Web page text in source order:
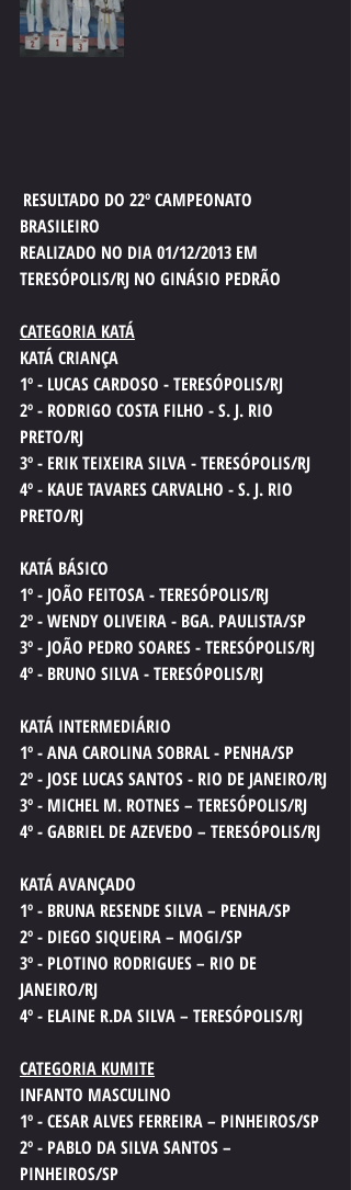
RESULTADO DO 22º CAMPEONATO
BRASILEIRO
REALIZADO NO DIA 01/12/2013 EM
TERESÓPOLIS/RJ NO GINÁSIO PEDRÃO
CATEGORIA KATÁ
KATÁ CRIANÇA
1º - LUCAS CARDOSO - TERESÓPOLIS/RJ
2º - RODRIGO COSTA FILHO - S. J. RIO
PRETO/RJ
3º - ERIK TEIXEIRA SILVA - TERESÓPOLIS/RJ
4º - KAUE TAVARES CARVALHO - S. J. RIO
PRETO/RJ
KATÁ BÁSICO
1º - JOÃO FEITOSA - TERESÓPOLIS/RJ
2º - WENDY OLIVEIRA - BGA. PAULISTA/SP
3º - JOÃO PEDRO SOARES - TERESÓPOLIS/RJ
4º - BRUNO SILVA - TERESÓPOLIS/RJ
KATÁ INTERMEDIÁRIO
1º - ANA CAROLINA SOBRAL - PENHA/SP
2º - JOSE LUCAS SANTOS - RIO DE JANEIRO/RJ
3º - MICHEL M. ROTNES – TERESÓPOLIS/RJ
4º - GABRIEL DE AZEVEDO – TERESÓPOLIS/RJ
KATÁ AVANÇADO
1º - BRUNA RESENDE SILVA – PENHA/SP
2º - DIEGO SIQUEIRA – MOGI/SP
3º - PLOTINO RODRIGUES – RIO DE
JANEIRO/RJ
4º - ELAINE R.DA SILVA – TERESÓPOLIS/RJ
CATEGORIA KUMITE
INFANTO MASCULINO
1º - CESAR ALVES FERREIRA – PINHEIROS/SP
2º - PABLO DA SILVA SANTOS –
PINHEIROS/SP